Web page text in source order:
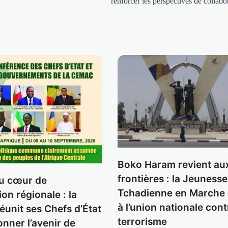
cœur de
régionale : la
ses Chefs d’État
l’avenir de
Boko Haram revient
frontières : la Jeunesse
Tchadienne en Marche
à l’union nationale
terrorisme